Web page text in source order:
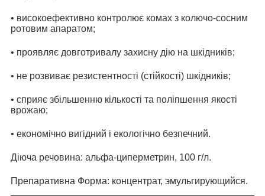
• високоефективно контролює комах з колючо-сосним
ротовим апаратом;
• проявляє довготривалу захисну дію на шкідників;
• не розвиває резистентності (стійкості) шкідників;
• сприяє збільшенню кількості та поліпшення якості
врожаю;
• економічно вигідний і екологічно безпечний.
Діюча речовина: альфа-циперметрин, 100 г/л.
Препаративна Форма: концентрат, эмульгирующийся.